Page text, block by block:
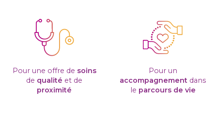
Pour une offre de soins
de qualité et de
proximité
Pour un
accompagnement dans
le parcours de vie